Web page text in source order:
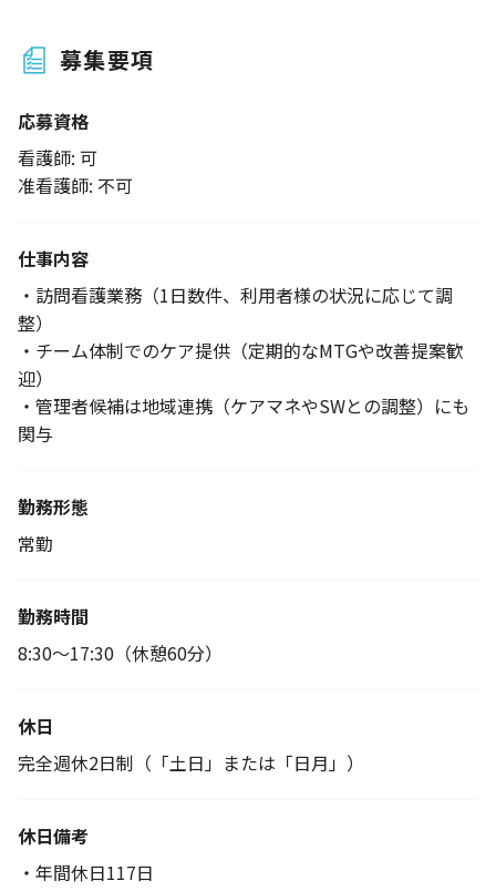
募集要項
応募資格
看護師: 可
准看護師: 不可
仕事内容
・訪問看護業務（1日数件、利用者様の状況に応じて調
整）
・チーム体制でのケア提供（定期的なMTGや改善提案歓
迎）
・管理者候補は地域連携（ケアマネやSWとの調整）にも
関与
勤務形態
常勤
勤務時間
8:30～17:30（休憩60分）
休日
完全週休2日制（「土日」または「日月」）
休日備考
・年間休日117日